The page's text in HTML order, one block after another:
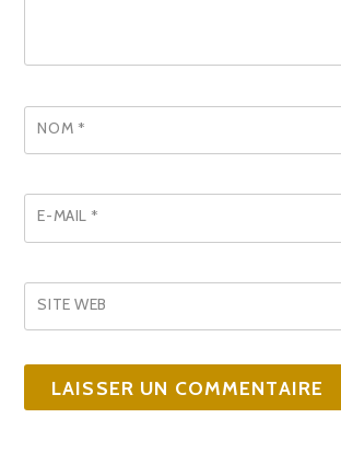
NOM *
E-MAIL *
SITE WEB